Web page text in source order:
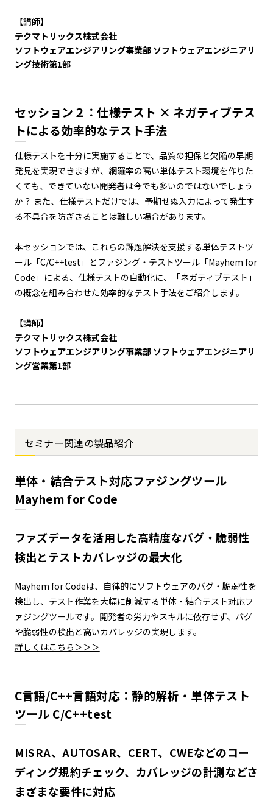
【講師】
テクマトリックス株式会社
ソフトウェアエンジアリング事業部 ソフトウェアエンジニアリ
ング技術第1部
セッション２：仕様テスト × ネガティブテス
トによる効率的なテスト手法
仕様テストを十分に実施することで、品質の担保と欠陥の早期
発見を実現できますが、網羅率の高い単体テスト環境を作りた
くても、できていない開発者は今でも多いのではないでしょう
か？ また、仕様テストだけでは、予期せぬ入力によって発生す
る不具合を防ぎきることは難しい場合があります。
本セッションでは、これらの課題解決を支援する単体テストツ
ール「C/C++test」とファジング・テストツール「Mayhem for
Code」による、仕様テストの自動化に、「ネガティブテスト」
の概念を組み合わせた効率的なテスト手法をご紹介します。
【講師】
テクマトリックス株式会社
ソフトウェアエンジアリング事業部 ソフトウェアエンジニアリ
ング営業第1部
セミナー関連の製品紹介
単体・結合テスト対応ファジングツール
Mayhem for Code
ファズデータを活用した高精度なバグ・脆弱性
検出とテストカバレッジの最大化
Mayhem for Codeは、自律的にソフトウェアのバグ・脆弱性を
検出し、テスト作業を大幅に削減する単体・結合テスト対応フ
ァジングツールです。開発者の労力やスキルに依存せず、バグ
や脆弱性の検出と高いカバレッジの実現します。
詳しくはこちら＞＞＞
C言語/C++言語対応：静的解析・単体テスト
ツール C/C++test
MISRA、AUTOSAR、CERT、CWEなどのコー
ディング規約チェック、カバレッジの計測などさ
まざまな要件に対応